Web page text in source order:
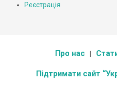
Реєстрація
Про нас
Підтримати сайт